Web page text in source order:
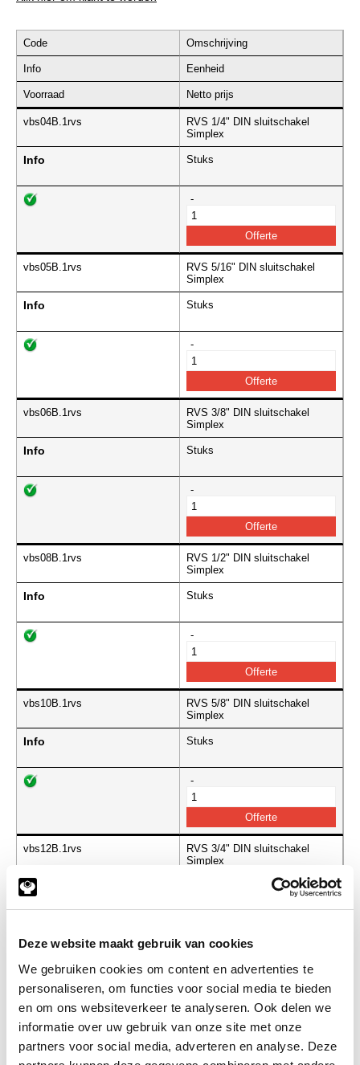
Deze website maakt gebruik van cookies
We gebruiken cookies om content en advertenties te
personaliseren, om functies voor social media te bieden
en om ons websiteverkeer te analyseren. Ook delen we
informatie over uw gebruik van onze site met onze
partners voor social media, adverteren en analyse. Deze
Code Omschrijving
Info Eenheid
Voorraad Netto prijs
vbs04B.1rvs
RVS 1/4" DIN sluitschakel
Simplex
Info Stuks
-
vbs05B.1rvs
RVS 5/16" DIN sluitschakel
Simplex
Info Stuks
-
vbs06B.1rvs
RVS 3/8" DIN sluitschakel
Simplex
Info Stuks
-
vbs08B.1rvs
RVS 1/2" DIN sluitschakel
Simplex
Info Stuks
-
vbs10B.1rvs
RVS 5/8" DIN sluitschakel
Simplex
Info Stuks
-
vbs12B.1rvs
RVS 3/4" DIN sluitschakel
Simplex
Info
vbs16B.1rvs
RVS 1" DIN sluitschakel
Simplex
Info Stuks